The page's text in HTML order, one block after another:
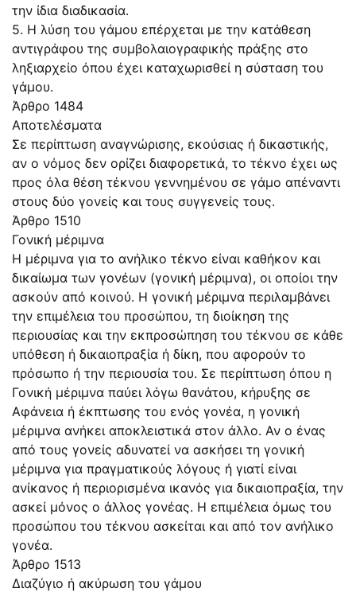
την ίδια διαδικασία.
5. Η λύση του γάμου επέρχεται με την κατάθεση
αντιγράφου της συμβολαιογραφικής πράξης στο
ληξιαρχείο όπου έχει καταχωρισθεί η σύσταση του
γάμου.
Άρθρο 1484
Αποτελέσματα
Σε περίπτωση αναγνώρισης, εκούσιας ή δικαστικής,
αν ο νόμος δεν ορίζει διαφορετικά, το τέκνο έχει ως
προς όλα θέση τέκνου γεννημένου σε γάμο απέναντι
στους δύο γονείς και τους συγγενείς τους.
Άρθρο 1510
Γονική μέριμνα
Η μέριμνα για το ανήλικο τέκνο είναι καθήκον και
δικαίωμα των γονέων (γονική μέριμνα), οι οποίοι την
ασκούν από κοινού. Η γονική μέριμνα περιλαμβάνει
την επιμέλεια του προσώπου, τη διοίκηση της
περιουσίας και την εκπροσώπηση του τέκνου σε κάθε
υπόθεση ή δικαιοπραξία ή δίκη, που αφορούν το
πρόσωπο ή την περιουσία του. Σε περίπτωση όπου η
Γονική μέριμνα παύει λόγω θανάτου, κήρυξης σε
Αφάνεια ή έκπτωσης του ενός γονέα, η γονική
μέριμνα ανήκει αποκλειστικά στον άλλο. Αν ο ένας
από τους γονείς αδυνατεί να ασκήσει τη γονική
μέριμνα για πραγματικούς λόγους ή γιατί είναι
ανίκανος ή περιορισμένα ικανός για δικαιοπραξία, την
ασκεί μόνος ο άλλος γονέας. Η επιμέλεια όμως του
προσώπου του τέκνου ασκείται και από τον ανήλικο
γονέα.
Άρθρο 1513
Διαζύγιο ή ακύρωση του γάμου